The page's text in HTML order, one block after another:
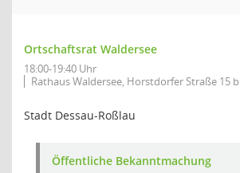
Ortschaftsrat Waldersee
18:00-19:40 Uhr
Rathaus Waldersee, Horstdorfer Straße 15 b
Stadt Dessau-Roßlau
Öffentliche Bekanntmachung